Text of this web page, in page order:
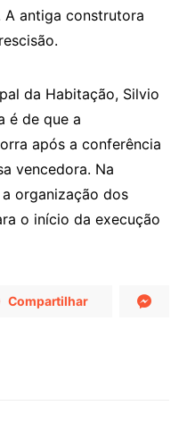
antiga construtora
da Habitação, Silvio
é de que a
após a conferência
vencedora. Na
organização dos
o início da execução
Compartilhar